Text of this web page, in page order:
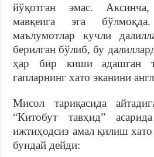
йўқотган эмас.
мавқеига эга
маълумотлар кучли
берилган бўлиб, бу
ҳар бир киши адашган
гапларнинг хато эканини
Мисол тариқасида
“Китобут тавҳид”
ижтиҳодсиз амал қилиш
бундай дейди: